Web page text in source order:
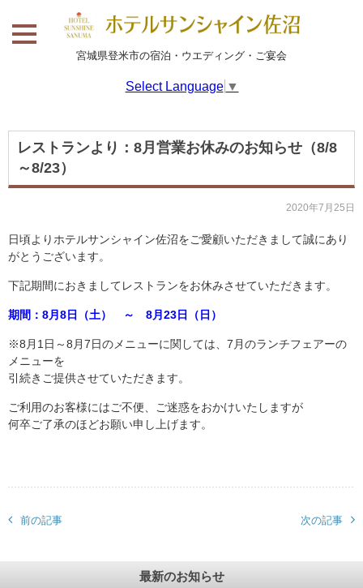
宮城県登米市の宿泊・ウエディング・ご宴会
Select Language ▼
レストランより：8月営業お休みのお知らせ（8/8
～8/23）
2020年7月25日
日頃よりホテルサンシャイン佐沼をご愛顧いただきまして誠にあり
がとうございます。
下記期間におきましてレストランをお休みさせていただきます。
期間：8月8日（土） ～ 8月23日（日）
※8月1日～8月7日のメニューに関しては、7月のランチフェアーの
メニューを
引続きご提供させていただきます。
ご利用のお客様にはご不便、ご迷惑をおかけいたしますが
何卒ご了承のほどお願い申し上げます。
前の記事 次の記事
最新のお知らせ